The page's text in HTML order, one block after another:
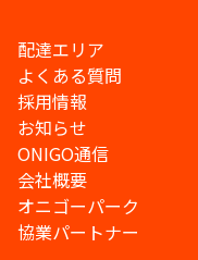
配達エリア
よくある質問
採用情報
お知らせ
ONIGO通信
会社概要
オニゴーパーク
協業パートナー